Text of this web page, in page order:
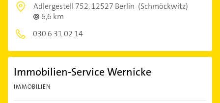
Adlergestell 752,12527 Berlin (Schmöckwitz)
6,6 km
030 6 31 02 14
Immobilien-Service Wernicke
IMMOBILIEN